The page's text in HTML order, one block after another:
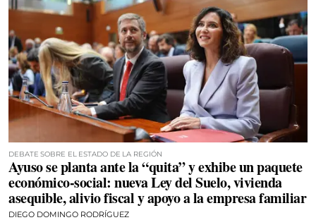
DEBATE SOBRE EL ESTADO DE LA REGIÓN
Ayuso se planta ante la “quita” y exhibe un paquete
económico-social: nueva Ley del Suelo, vivienda
asequible, alivio fiscal y apoyo a la empresa familiar
DIEGO DOMINGO RODRÍGUEZ